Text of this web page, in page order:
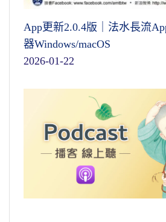
App更新2.0.4版｜法水長流
器Windows/macOS
2026-01-22